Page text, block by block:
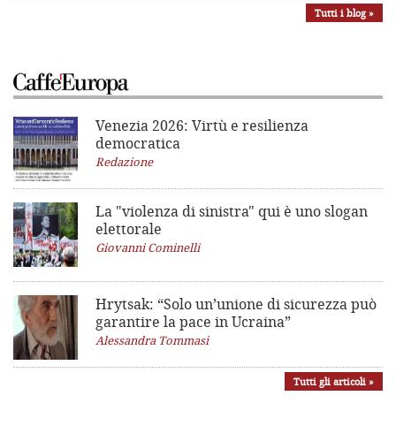
Tutti i blog »
Venezia 2026: Virtù e resilienza
democratica
Redazione
La "violenza di sinistra" qui è uno slogan
elettorale
Giovanni Cominelli
Hrytsak: “Solo un’unione di sicurezza può
garantire la pace in Ucraina”
Alessandra Tommasi
Tutti gli articoli »